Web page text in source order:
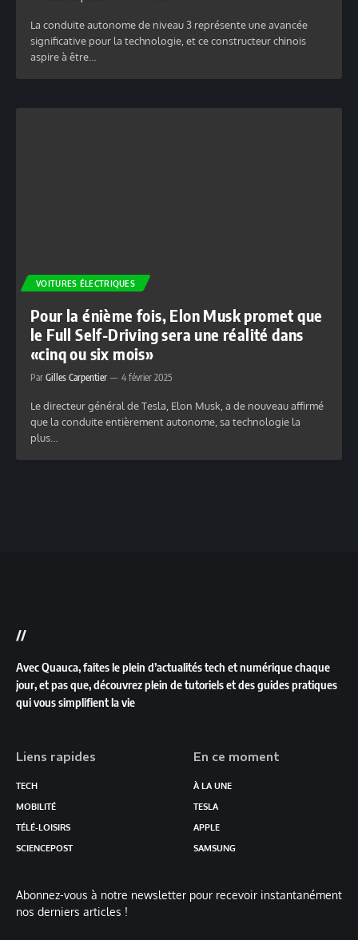
La conduite autonome de niveau 3 représente une avancée
significative pour la technologie, et ce constructeur chinois
aspire à être…
VOITURES ÉLECTRIQUES
Pour la énième fois, Elon Musk promet que
le Full Self-Driving sera une réalité dans
«cinq ou six mois»
Par Gilles Carpentier 4 février 2025
Le directeur général de Tesla, Elon Musk, a de nouveau affirmé
que la conduite entièrement autonome, sa technologie la
plus…
//
Avec Quauca, faites le plein d’actualités tech et numérique chaque
jour, et pas que, découvrez plein de tutoriels et des guides pratiques
qui vous simplifient la vie
Liens rapides
TECH
MOBILITÉ
TÉLÉ-LOISIRS
SCIENCEPOST
En ce moment
À LA UNE
TESLA
APPLE
SAMSUNG
Abonnez-vous à notre newsletter pour recevoir instantanément
nos derniers articles !